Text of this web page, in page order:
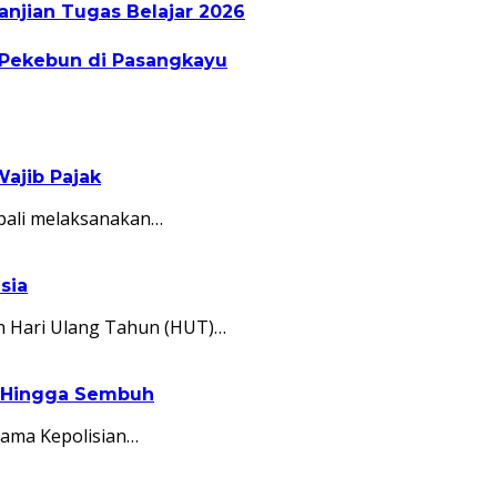
Tugas Belajar 2026
di Pasangkayu
Pajak
melaksanakan…
Hari Ulang Tahun (HUT)…
Sembuh
Kepolisian…